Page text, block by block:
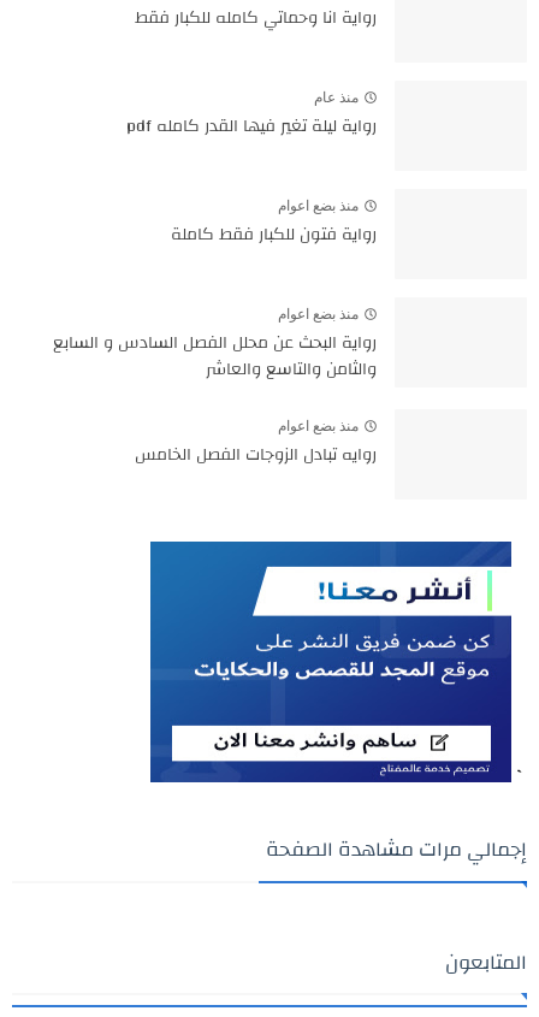
رواية انا وحماتي كامله للكبار فقط
منذ عام
رواية ليلة تغير فيها القدر كامله pdf
منذ بضع اعوام
رواية فتون للكبار فقط كاملة
منذ بضع اعوام
رواية البحث عن محلل الفصل السادس و السابع
والثامن والتاسع والعاشر
منذ بضع اعوام
روايه تبادل الزوجات الفصل الخامس
`
إجمالي مرات مشاهدة الصفحة
المتابعون